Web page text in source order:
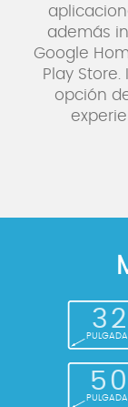
además
Google
Play
opción
32
50